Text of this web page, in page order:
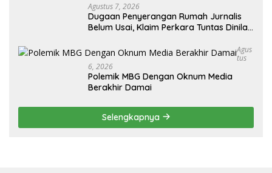
Agustus 7, 2026
Dugaan Penyerangan Rumah Jurnalis
Belum Usai, Klaim Perkara Tuntas Dinilai
Agus
Tus
6, 2026
Polemik MBG Dengan Oknum Media
Berakhir Damai
Selengkapnya